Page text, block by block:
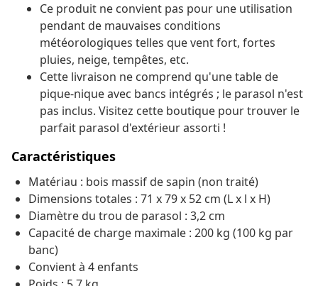
Ce produit ne convient pas pour une utilisation
pendant de mauvaises conditions
météorologiques telles que vent fort, fortes
pluies, neige, tempêtes, etc.
Cette livraison ne comprend qu'une table de
pique-nique avec bancs intégrés ; le parasol n'est
pas inclus. Visitez cette boutique pour trouver le
parfait parasol d'extérieur assorti !
Caractéristiques
Matériau : bois massif de sapin (non traité)
Dimensions totales : 71 x 79 x 52 cm (L x l x H)
Diamètre du trou de parasol : 3,2 cm
Capacité de charge maximale : 200 kg (100 kg par
banc)
Convient à 4 enfants